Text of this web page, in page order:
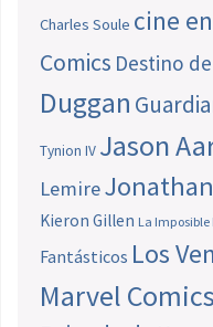
Charles Soule cine
Comics Destino
Duggan
Tynion IV Jason
Lemire
Kieron Gillen La Imposible
Fantásticos Los
Marvel Comics